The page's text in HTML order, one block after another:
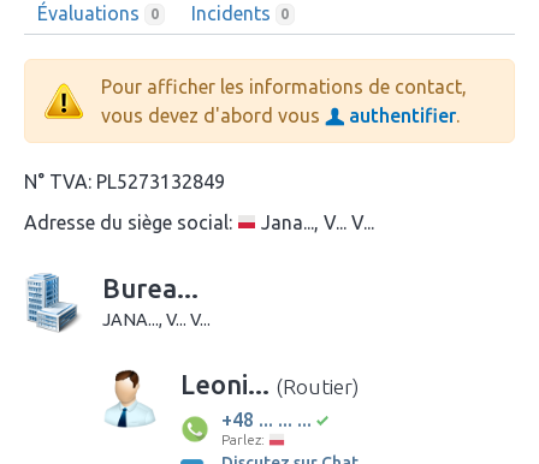
Évaluations 0 Incidents 0
Pour afficher les informations de contact,
vous devez d'abord vous
authentifier
N° TVA: PL5273132849
Adresse du siège social:
Jana..., V... V...
Burea...
JANA..., V... V...
Leoni... (Routier)
+48 ... ... ...
Parlez: